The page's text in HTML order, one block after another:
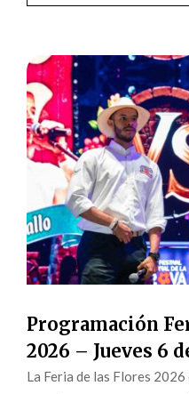
Programación
2026 – Jueves 6
La Feria de las Flores